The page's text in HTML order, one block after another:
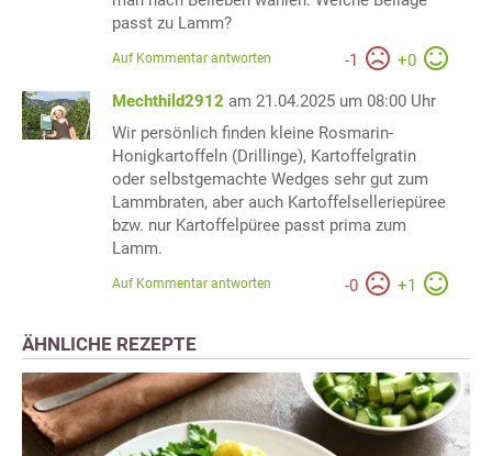
passt zu Lamm?
-1 +0
Auf Kommentar antworten
Mechthild2912 am 21.04.2025 um 08:00 Uhr
Wir persönlich finden kleine Rosmarin-
Honigkartoffeln (Drillinge), Kartoffelgratin
oder selbstgemachte Wedges sehr gut zum
Lammbraten, aber auch Kartoffelselleriepüree
bzw. nur Kartoffelpüree passt prima zum
Lamm.
-0 +1
Auf Kommentar antworten
ÄHNLICHE REZEPTE